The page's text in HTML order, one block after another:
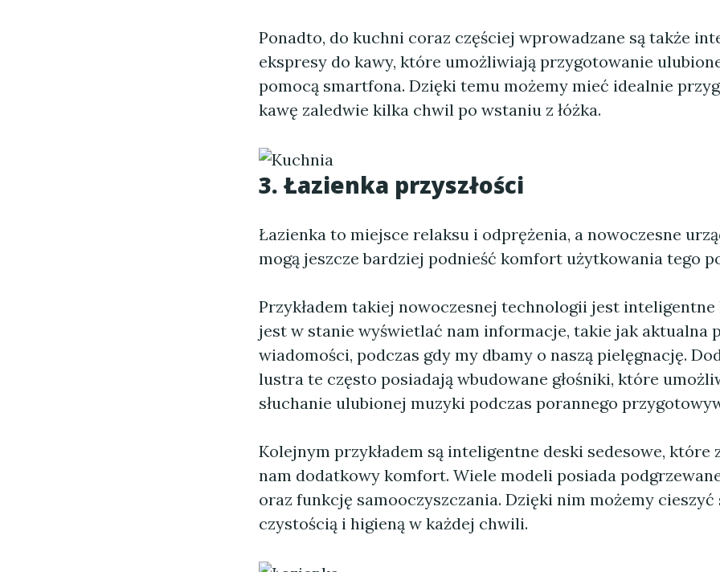
Ponadto, do kuchni coraz częściej wprowadzane są także
ekspresy do kawy, które umożliwiają przygotowanie
pomocą smartfona. Dzięki temu możemy mieć idealnie
kawę zaledwie kilka chwil po wstaniu z łóżka.
3. Łazienka przyszłości
Łazienka to miejsce relaksu i odprężenia, a nowoczesne
mogą jeszcze bardziej podnieść komfort użytkowania tego
Przykładem takiej nowoczesnej technologii jest
jest w stanie wyświetlać nam informacje, takie jak aktualna
wiadomości, podczas gdy my dbamy o naszą pielęgnację.
lustra te często posiadają wbudowane głośniki, które
słuchanie ulubionej muzyki podczas porannego
Kolejnym przykładem są inteligentne deski sedesowe, które
nam dodatkowy komfort. Wiele modeli posiada
oraz funkcję samooczyszczania. Dzięki nim możemy cieszyć
czystością i higieną w każdej chwili.